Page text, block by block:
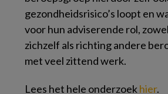
gezondheidsrisico’s loopt en
voor hun adviserende rol,
zichzelf als richting andere
met veel zittend werk.
Lees het hele onderzoekhier.